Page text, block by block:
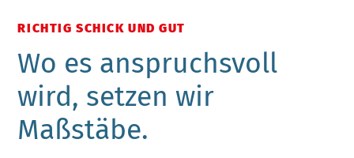
RICHTIG SCHICK UND GUT
Wo es anspruchsvoll
wird, setzen wir
Maßstäbe.